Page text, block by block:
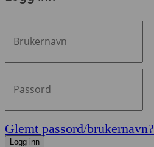
Glemt passord/brukernavn?
Logg inn